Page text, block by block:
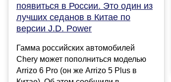
появиться в России. Это один из
лучших седанов в Китае по
версии J.D. Power
Гамма российских автомобилей
Chery может пополниться моделью
Arrizo 6 Pro (он же Arrizo 5 Plus в